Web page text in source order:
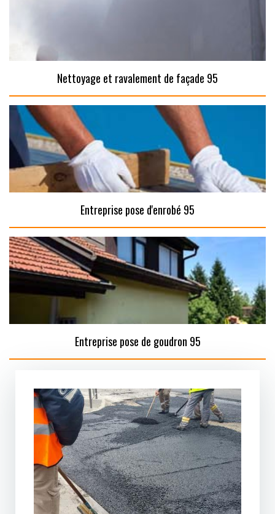
Nettoyage et ravalement de façade 95
Entreprise pose d'enrobé 95
Entreprise pose de goudron 95